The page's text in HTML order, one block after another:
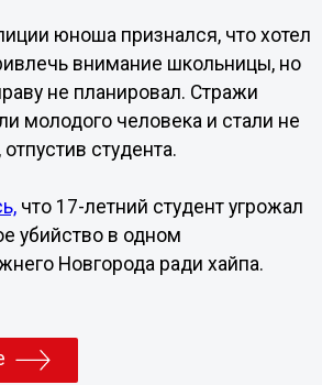
юноша признался, что хотел
внимание школьницы, но
не планировал. Стражи
молодого человека и стали не
студента.
что 17-летний студент угрожал
убийство в одном
Новгорода ради хайпа.